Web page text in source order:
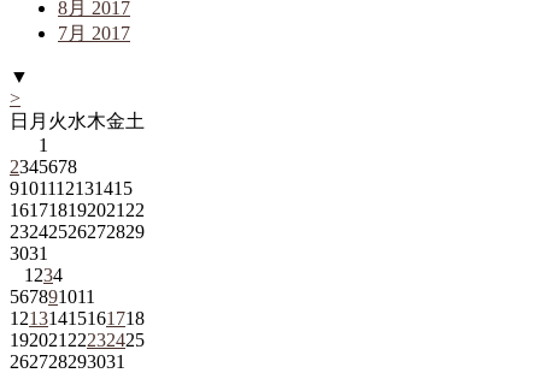
8月 2017
7月 2017
▼
>
日 月 火水木金土
1
2345678
9101112131415
161718192021 22
23242526272829
3031
1 234
567891011
12131415161718
192021 22232425
262728293031